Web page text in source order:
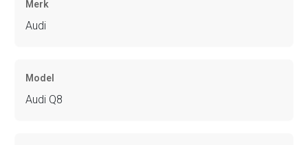
Merk
Audi
Model
Audi Q8